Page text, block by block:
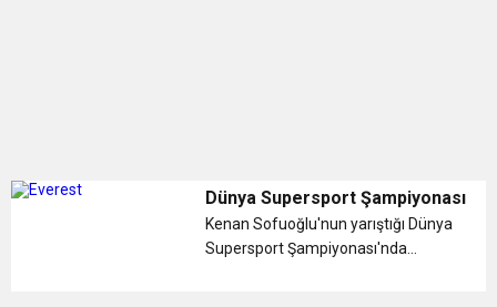
Dünya Supersport Şampiyonası
Kenan Sofuoğlu'nun yarıştığı Dünya
Supersport Şampiyonası'nda